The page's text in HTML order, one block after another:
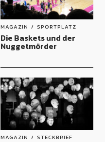
MAGAZIN SPORTPLATZ
Die Baskets und der
Nuggetmörder
MAGAZIN STECKBRIEF